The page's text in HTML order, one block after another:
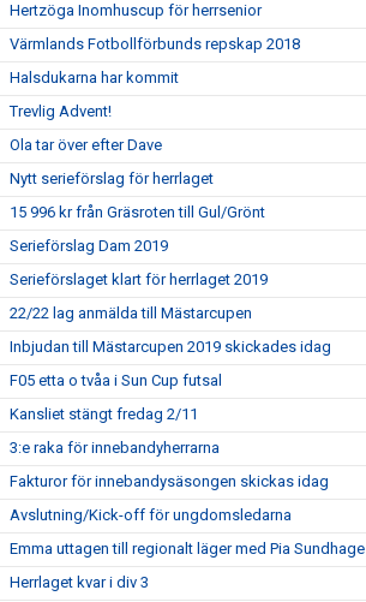
Hertzöga Inomhuscup för herrsenior
Värmlands Fotbollförbunds repskap 2018
Halsdukarna har kommit
Trevlig Advent!
Ola tar över efter Dave
Nytt serieförslag för herrlaget
15 996 kr från Gräsroten till Gul/Grönt
Serieförslag Dam 2019
Serieförslaget klart för herrlaget 2019
22/22 lag anmälda till Mästarcupen
Inbjudan till Mästarcupen 2019 skickades idag
F05 etta o tvåa i Sun Cup futsal
Kansliet stängt fredag 2/11
3:e raka för innebandyherrarna
Fakturor för innebandysäsongen skickas idag
Avslutning/Kick-off för ungdomsledarna
Emma uttagen till regionalt läger med Pia Sundhage
Herrlaget kvar i div 3